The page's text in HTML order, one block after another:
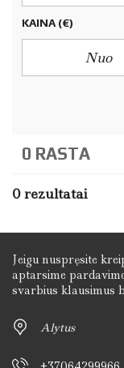
KAINA (€)
0 RASTA
0 rezultatai
Jeigu nuspręsite
aptarsime
svarbius klausimus
Alytus